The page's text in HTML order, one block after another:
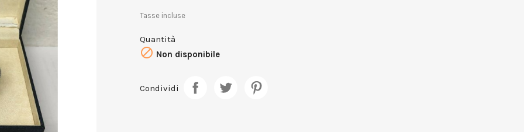
Tasse incluse
Quantità
 Non disponibile
Condividi